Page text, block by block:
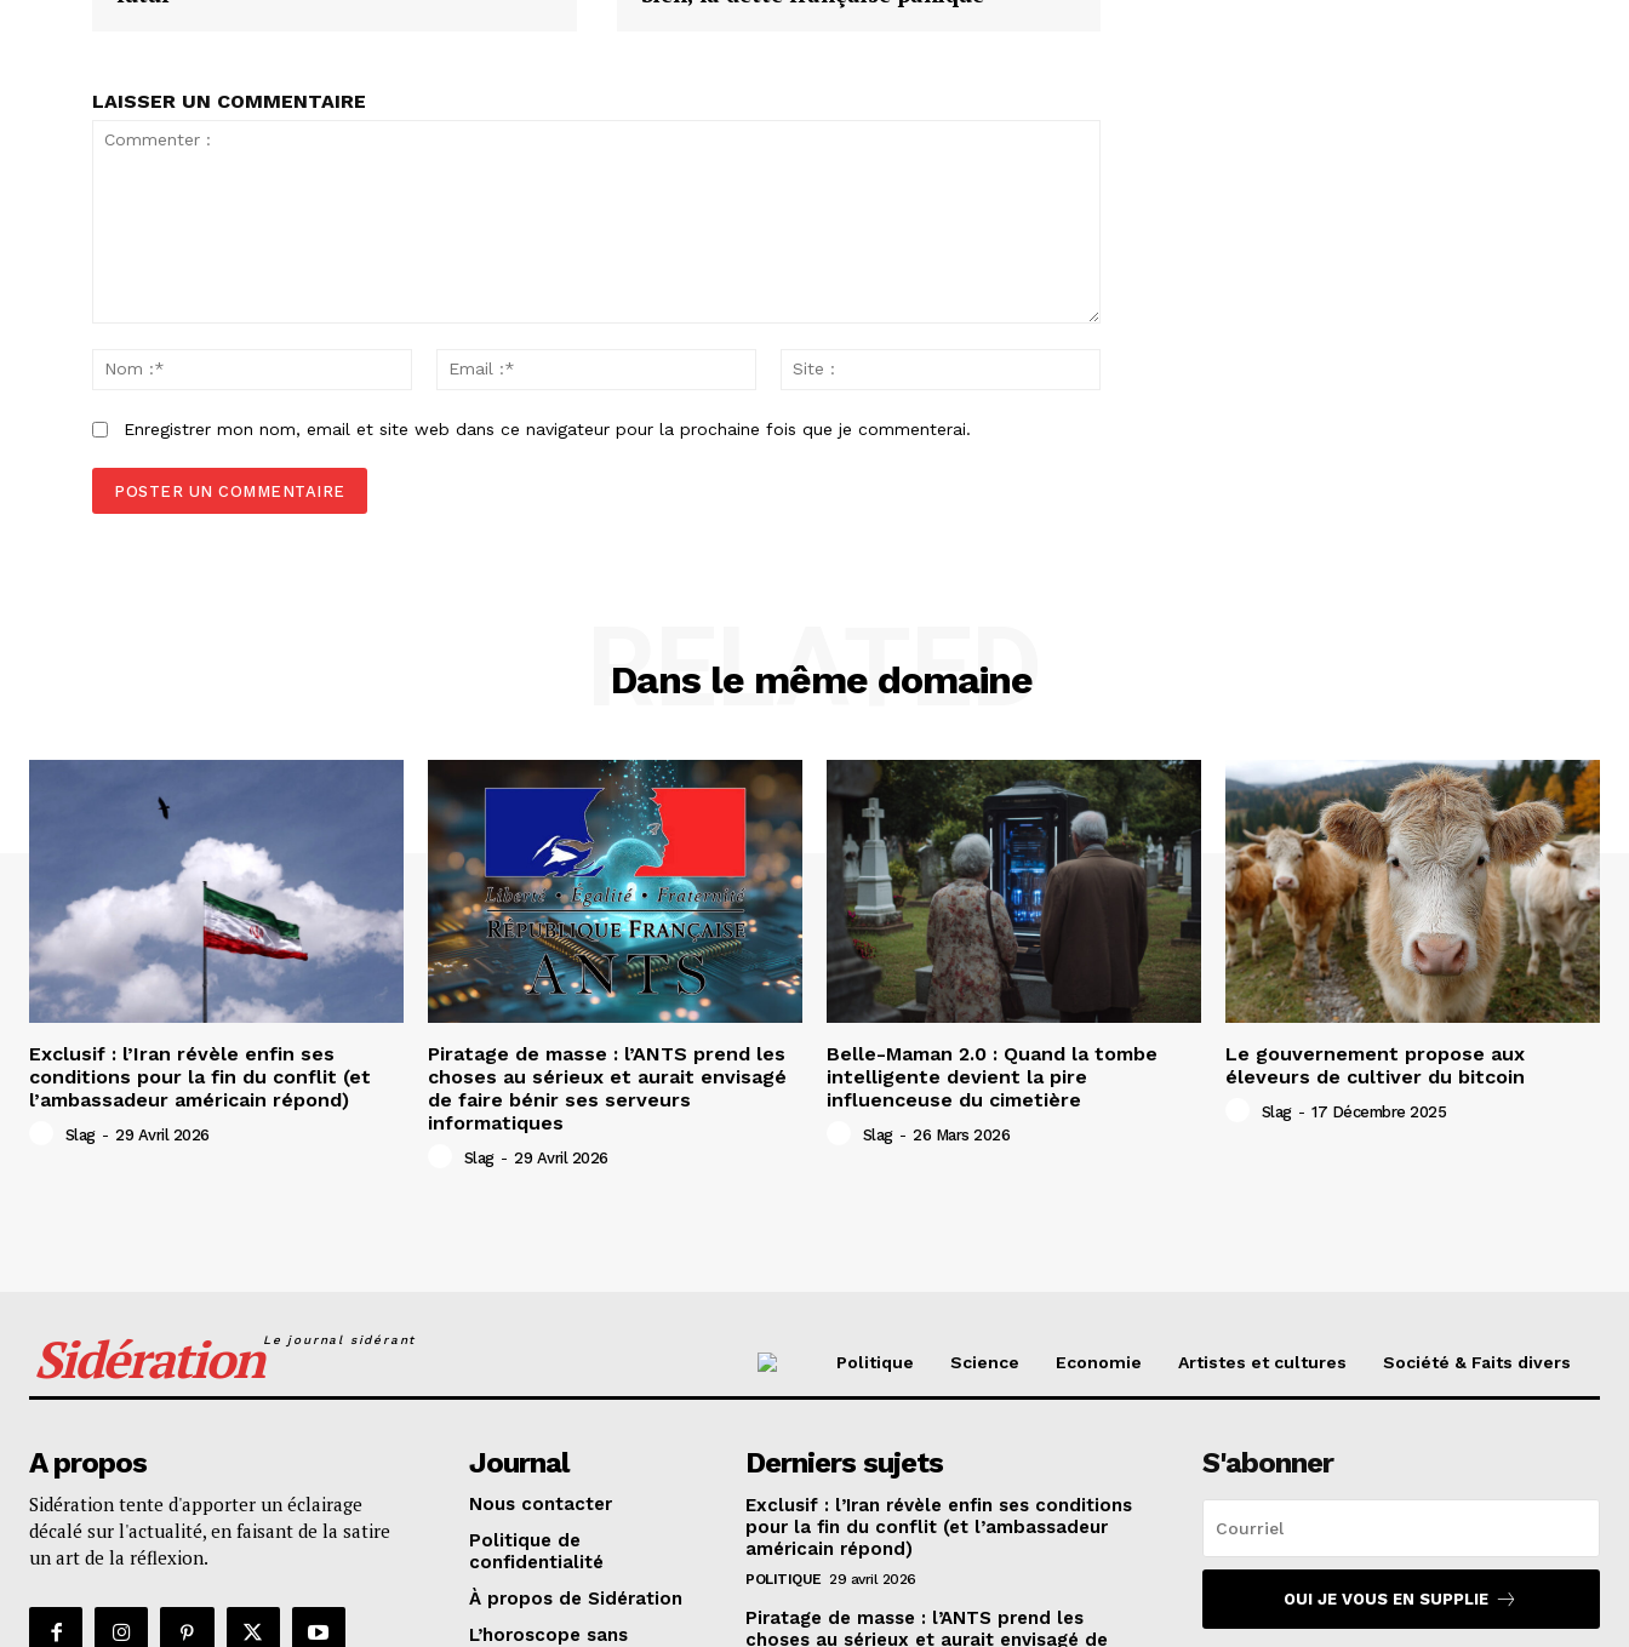
LAISSER UN COMMENTAIRE
Nom
Email
Enregistrer mon nom, email et site web dans ce navigateur pour la prochaine fois que je commenterai.
Dans le même domaine
RELATED
Exclusif : l’Iran révèle enfin ses
conditions pour la fin du conflit (et
l’ambassadeur américain répond)
Slag - 29 Avril 2026
Piratage de masse : l’ANTS prend les
choses au sérieux et aurait envisagé
de faire bénir ses serveurs
informatiques
Slag - 29 Avril 2026
Belle-Maman 2.0 : Quand la tombe
intelligente devient la pire
influenceuse du cimetière
Slag - 26 Mars 2026
Le gouvernement propose aux
éleveurs de cultiver du bitcoin
Slag - 17 Décembre 2025
SidérationLe journal sidérant
Politique Science Economie Artistes et cultures Société & Faits divers
A propos
Sidération tente d'apporter un éclairage
décalé sur l'actualité, en faisant de la satire
un art de la réflexion.
Journal
Nous contacter
Politique de
confidentialité
À propos de Sidération
L’horoscope sans
Derniers sujets
Exclusif : l’Iran révèle enfin ses conditions
pour la fin du conflit (et l’ambassadeur
américain répond)
POLITIQUE 29 avril 2026
Piratage de masse : l’ANTS prend les
choses au sérieux et aurait envisagé de
S'abonner
OUI JE VOUS EN SUPPLIE